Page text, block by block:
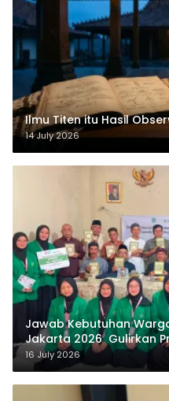
Ilmu Titen itu Hasil
14 July 2026
Jawab Kebutuhan
Jakarta 2026 Gulirkan
Sukamanah
16 July 2026